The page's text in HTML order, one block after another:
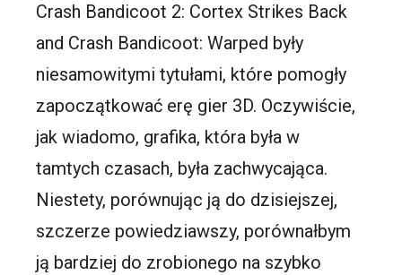
Crash Bandicoot 2: Cortex Strikes Back
and Crash Bandicoot: Warped były
niesamowitymi tytułami, które pomogły
zapoczątkować erę gier 3D. Oczywiście,
jak wiadomo, grafika, która była w
tamtych czasach, była zachwycająca.
Niestety, porównując ją do dzisiejszej,
szczerze powiedziawszy, porównałbym
ją bardziej do zrobionego na szybko